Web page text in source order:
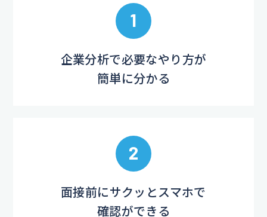
1
企業分析で必要なやり方が
簡単に分かる
2
面接前にサクッとスマホで
確認ができる